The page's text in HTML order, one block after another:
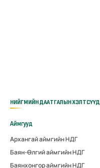
НИЙГМИЙН ДААТГАЛЫН ХЭЛТСҮҮД
Аймгууд
Архангай аймгийн НДГ
Баян-Өлгий аймгийн НДГ
Баянхонгор аймгийн НДГ